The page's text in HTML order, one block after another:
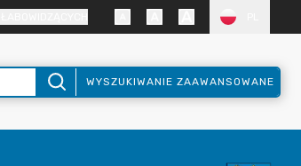
WYSZUKIWANIE ZAAWANSOWANE